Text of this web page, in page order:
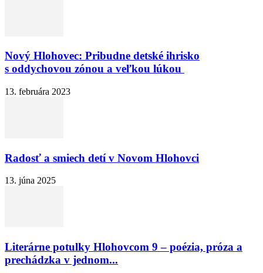
Nový Hlohovec: Pribudne detské ihrisko
s oddychovou zónou a veľkou lúkou
13. februára 2023
Radosť a smiech detí v Novom Hlohovci
13. júna 2025
Literárne potulky Hlohovcom 9 – poézia, próza a
prechádzka v jednom...